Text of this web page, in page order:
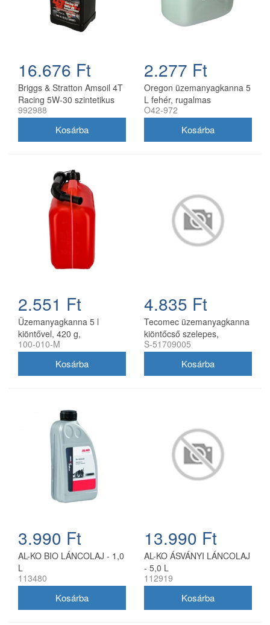
16.676 Ft
Briggs & Stratton Amsoil 4T
Racing 5W-30 szintetikus
motorolaj 0,95 l
992988
2.277 Ft
Oregon üzemanyagkanna 5
L fehér, rugalmas
kifolyócsővel
O42-972
2.551 Ft
Üzemanyagkanna 5 l
kiöntővel, 420 g,
utángyártott
100-010-M
4.835 Ft
Tecomec üzemanyagkanna
kiöntőcső szelepes,
utángyártott
S-51709005
3.990 Ft
AL-KO BIO LÁNCOLAJ - 1,0
L
113480
13.990 Ft
AL-KO ÁSVÁNYI LÁNCOLAJ
- 5,0 L
112919